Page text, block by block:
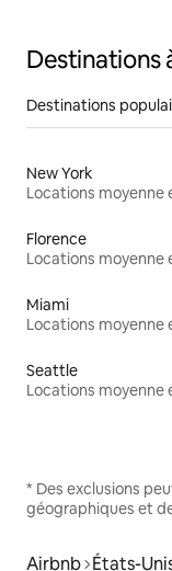
Destinations
Destinations
New York
Florence
Miami
Seattle
* Des exclusions
géographiques et
Airbnb États-